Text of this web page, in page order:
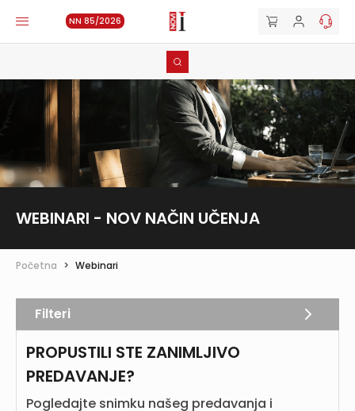
NN 85/2026
WEBINARI - NOV NAČIN UČENJA
Početna > Webinari
PROPUSTILI STE ZANIMLJIVO
PREDAVANJE?
Pogledajte snimku našeg predavanja i
Filteri